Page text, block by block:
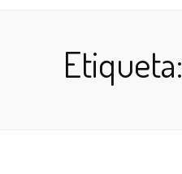
Etiqueta: